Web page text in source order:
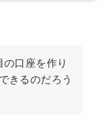
口座を作り
きるのだろう